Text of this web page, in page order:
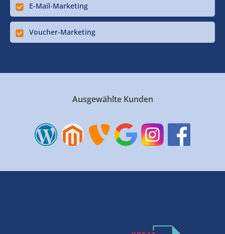
E-Mail-Marketing
Voucher-Marketing
Ausgewählte Kunden